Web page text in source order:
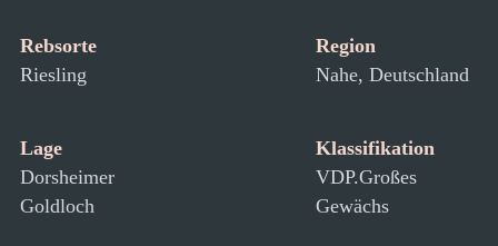
Rebsorte
Riesling
Region
Nahe, Deutschland
Lage
Dorsheimer
Goldloch
Klassifikation
VDP.Großes
Gewächs